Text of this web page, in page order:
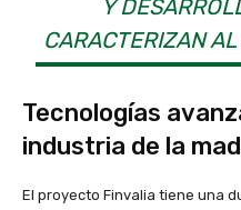
Y
CARACTERIZAN
Tecnologías
industria de la
El proyecto Finvalia tiene una